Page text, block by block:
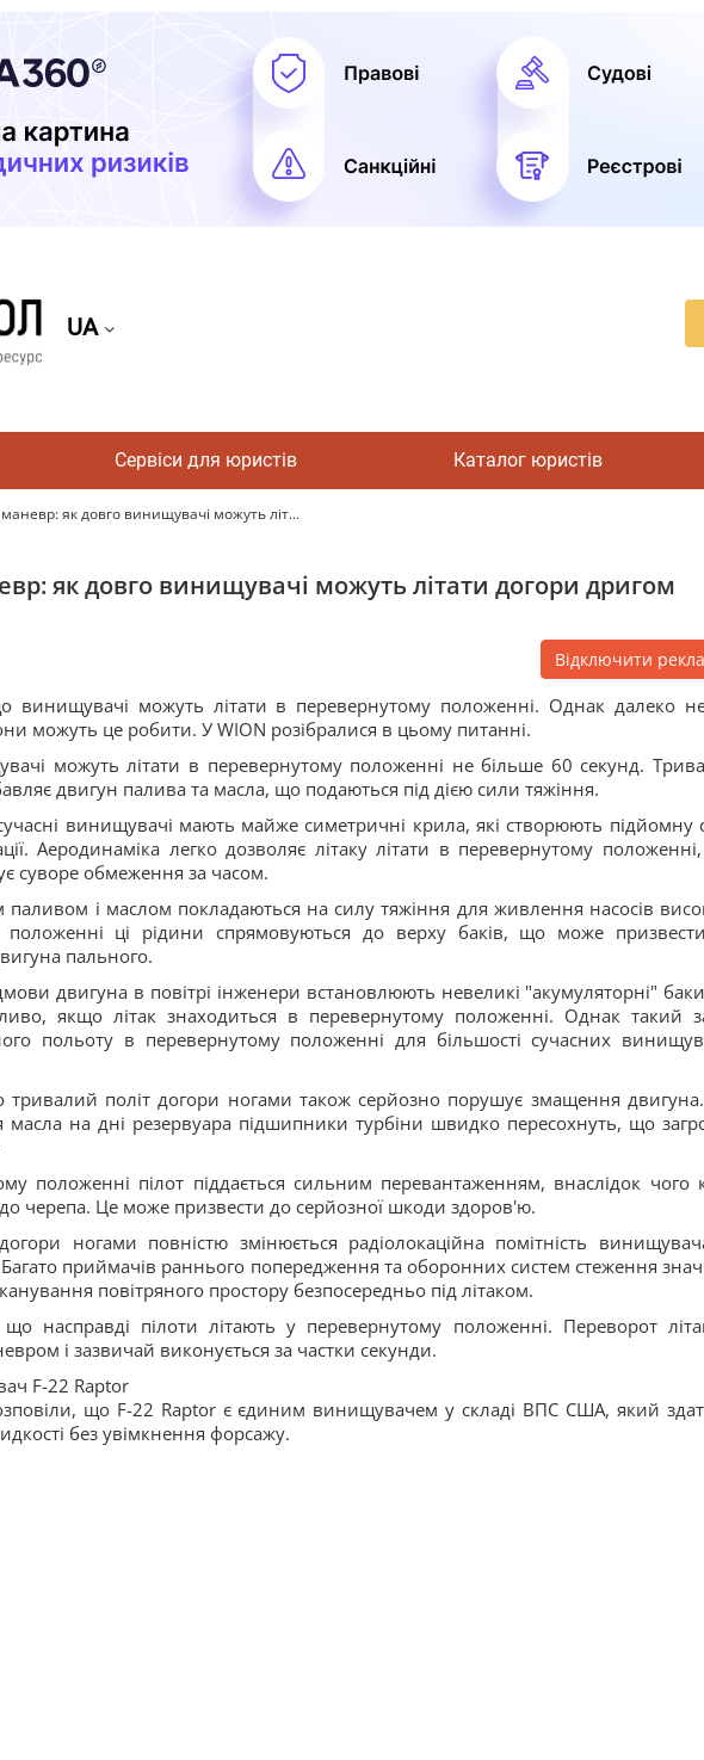
UA
Сервіси для юристів Каталог юристів
як довго винищувачі можуть літ...
як довго винищувачі можуть літати догори дригом
Відключити
винищувачі можуть літати в перевернутому положенні. Однак далеко
можуть це робити. У WION розібралися в цьому питанні.
можуть літати в перевернутому положенні не більше 60 секунд.
двигун палива та масла, що подаються під дією сили тяжіння.
винищувачі мають майже симетричні крила, які створюють підйомну
Аеродинаміка легко дозволяє літаку літати в перевернутому
суворе обмеження за часом.
паливом і маслом покладаються на силу тяжіння для живлення насосів
положенні ці рідини спрямовуються до верху баків, що може
пального.
двигуна в повітрі інженери встановлюють невеликі "акумуляторні"
якщо літак знаходиться в перевернутому положенні. Однак такий
польоту в перевернутому положенні для більшості сучасних
політ догори ногами також серйозно порушує змащення
масла на дні резервуара підшипники турбіни швидко пересохнуть, що
положенні пілот піддається сильним перевантаженням, внаслідок чого
черепа. Це може призвести до серйозної шкоди здоров'ю.
ногами повністю змінюється радіолокаційна помітність
Багато приймачів раннього попередження та оборонних систем стеження
повітряного простору безпосередньо під літаком.
насправді пілоти літають у перевернутому положенні. Переворот
і зазвичай виконується за частки секунди.
F-22 Raptor
що F-22 Raptor є єдиним винищувачем у складі ВПС США, який
без увімкнення форсажу.